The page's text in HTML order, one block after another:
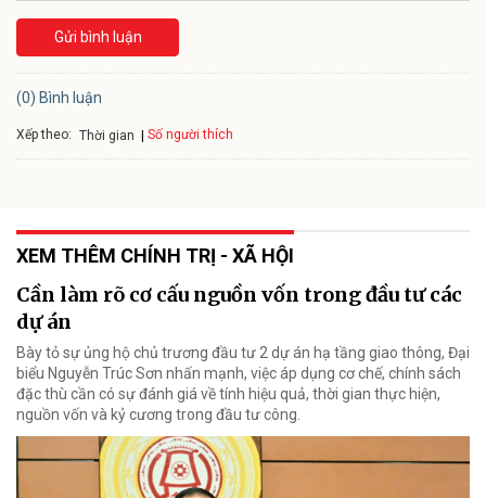
Gửi bình luận
(0) Bình luận
Xếp theo: Thời gian Số người thích
XEM THÊM CHÍNH TRỊ - XÃ HỘI
Cần làm rõ cơ cấu nguồn vốn trong đầu tư các
dự án
Bày tỏ sự ủng hộ chủ trương đầu tư 2 dự án hạ tầng giao thông, Đại
biểu Nguyễn Trúc Sơn nhấn mạnh, việc áp dụng cơ chế, chính sách
đặc thù cần có sự đánh giá về tính hiệu quả, thời gian thực hiện,
nguồn vốn và kỷ cương trong đầu tư công.